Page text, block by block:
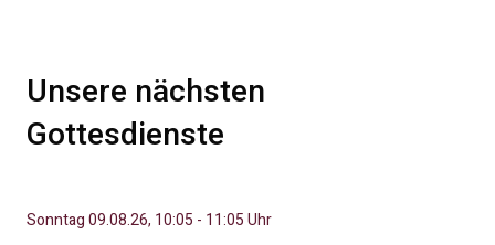
Unsere nächsten
Gottesdienste
Sonntag 09.08.26, 10:05 - 11:05 Uhr